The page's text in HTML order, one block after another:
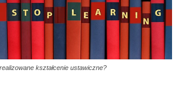
kształcenie ustawiczne?